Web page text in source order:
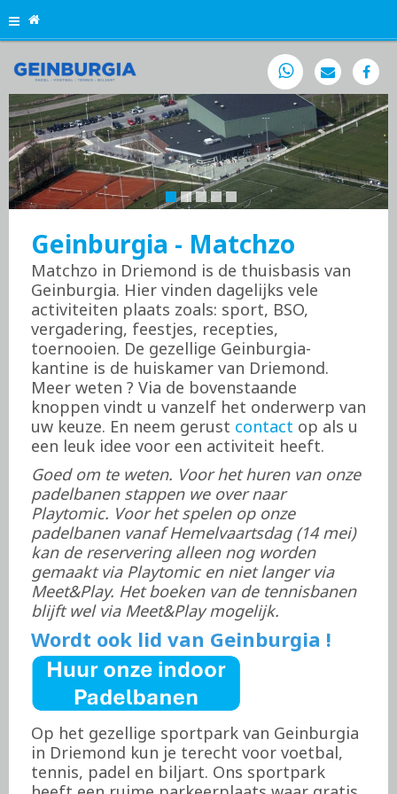

Geinburgia - Matchzo
Matchzo in Driemond is de thuisbasis van
Geinburgia. Hier vinden dagelijks vele
activiteiten plaats zoals: sport, BSO,
vergadering, feestjes, recepties,
toernooien. De gezellige Geinburgia-
kantine is de huiskamer van Driemond.
Meer weten ? Via de bovenstaande
knoppen vindt u vanzelf het onderwerp van
uw keuze. En neem gerust contact op als u
een leuk idee voor een activiteit heeft.
Goed om te weten. Voor het huren van onze
padelbanen stappen we over naar
Playtomic. Voor het spelen op onze
padelbanen vanaf Hemelvaartsdag (14 mei)
kan de reservering alleen nog worden
gemaakt via Playtomic en niet langer via
Meet&Play. Het boeken van de tennisbanen
blijft wel via Meet&Play mogelijk.
Wordt ook lid van Geinburgia !
Op het gezellige sportpark van Geinburgia
in Driemond kun je terecht voor voetbal,
tennis, padel en biljart. Ons sportpark